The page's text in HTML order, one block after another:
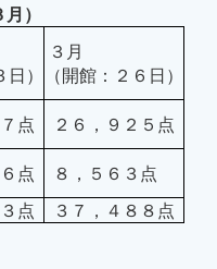
）
）
３月
（開館：２６日）
点
２６，９２５点
点
８，５６３点
点
３７，４８８点